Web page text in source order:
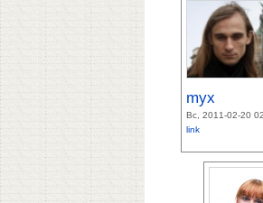
myx
Вс, 2011-02-20
link